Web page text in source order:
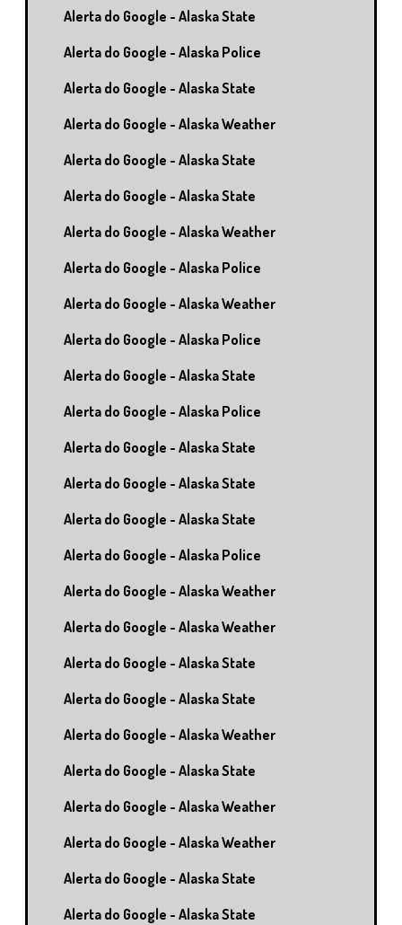
Alerta do Google - Alaska State
Alerta do Google - Alaska Police
Alerta do Google - Alaska State
Alerta do Google - Alaska Weather
Alerta do Google - Alaska State
Alerta do Google - Alaska State
Alerta do Google - Alaska Weather
Alerta do Google - Alaska Police
Alerta do Google - Alaska Weather
Alerta do Google - Alaska Police
Alerta do Google - Alaska State
Alerta do Google - Alaska Police
Alerta do Google - Alaska State
Alerta do Google - Alaska State
Alerta do Google - Alaska State
Alerta do Google - Alaska Police
Alerta do Google - Alaska Weather
Alerta do Google - Alaska Weather
Alerta do Google - Alaska State
Alerta do Google - Alaska State
Alerta do Google - Alaska Weather
Alerta do Google - Alaska State
Alerta do Google - Alaska Weather
Alerta do Google - Alaska Weather
Alerta do Google - Alaska State
Alerta do Google - Alaska State